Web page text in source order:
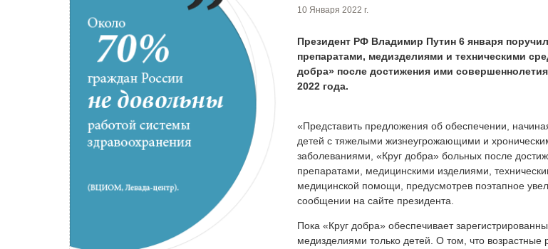
10 Января 2022 г.
Президент РФ Владимир Путин 6 января
препаратами, медизделиями и техническими
добра» после достижения ими
2022 года.
«Представить предложения об обеспечении,
детей с тяжелыми жизнеугрожающими и
заболеваниями, «Круг добра» больных после
препаратами, медицинскими изделиями,
медицинской помощи, предусмотрев поэтапное
сообщении на сайте президента.
Пока «Круг добра» обеспечивает
медизделиями только детей. О том, что